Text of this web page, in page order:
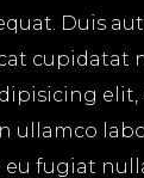
Duis
cupidatat
ullamco
fugiat